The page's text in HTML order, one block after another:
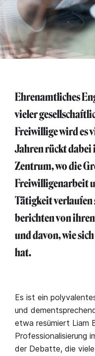
Ehrenamtliches
vieler
Freiwillige wird es
Jahren rückt dabei
Zentrum, wo die
Freiwilligenarbeit
Tätigkeit
berichten von
und davon, wie
hat.
Es ist ein
und
etwa resümiert Liam
Professionalisierung
der Debatte, die